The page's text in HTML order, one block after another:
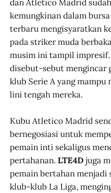
dan Atletico Madrid
kemungkinan dalam
terbaru mengisyaratkan
pada striker muda
musim ini tampil
disebut-sebut mengincar
klub Serie A yang
lini tengah mereka.
Kubu Atletico Madrid
bernegosiasi untuk
pemain inti sekaligus
pertahanan. LTE4Djuga
pemain bertahan menjadi
klub-klub La Liga,